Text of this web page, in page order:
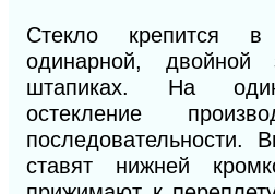
Стекло крепится
одинарной,
штапиках. На
остекление
последовательности.
ставят нижней